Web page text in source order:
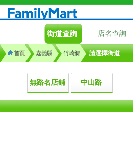
街道查詢 店名查詢
首頁 嘉義縣 竹崎鄉 請選擇街道
無路名店鋪 中山路